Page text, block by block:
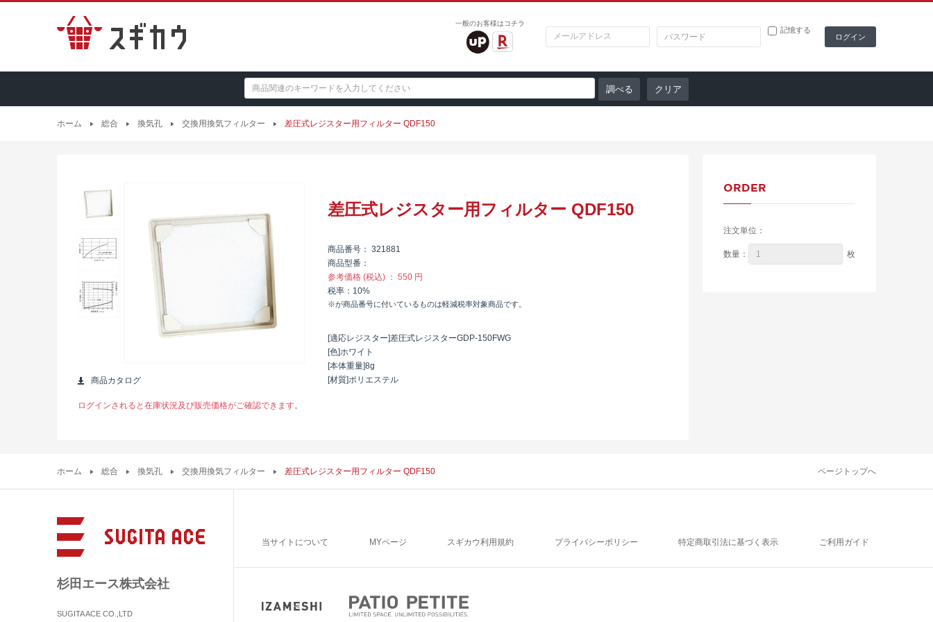
一般のお客様はコチラ
記憶する
クリア
ホーム 総合 換気孔 交換用換気フィルター 差圧式レジスター用フィルター QDF150
商品カタログ
ログインされると在庫状況及び販売価格がご確認できます。
差圧式レジスター用フィルター QDF150
商品番号
321881
商品型番
参考価格 (税込)
550 円
税率
10%
※が商品番号に付いているものは軽減税率対象商品です。
[適応レジスター]差圧式レジスターGDP-150FWG
[色]ホワイト
[本体重量]8g
[材質]ポリエステル
ORDER
注文単位：
数量： 枚
ホーム 総合 換気孔 交換用換気フィルター 差圧式レジスター用フィルター QDF150 ページトップへ
杉田エース株式会社
SUGITA ACE CO.,LTD
当サイトについて MYページ スギカウ利用規約 プライバシーポリシー 特定商取引法に基づく表示 ご利用ガイド